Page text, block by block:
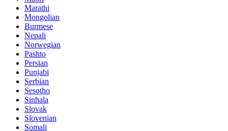
Marathi
Mongolian
Burmese
Nepali
Norwegian
Pashto
Persian
Punjabi
Serbian
Sesotho
Sinhala
Slovak
Slovenian
Somali